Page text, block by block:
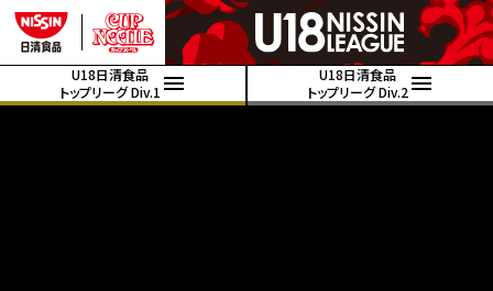
U18日清食品
トップリーグ Div.1
U18日清食品
トップリーグ Div.2